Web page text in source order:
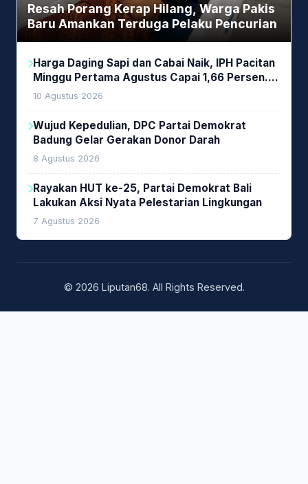
Resah Porang Kerap Hilang, Warga Pakis
Baru Amankan Terduga Pelaku Pencurian
Harga Daging Sapi dan Cabai Naik, IPH Pacitan
Minggu Pertama Agustus Capai 1,66 Persen.
Ini Penjelasan Kabag Ayub
10 Agustus 2026
Wujud Kepedulian, DPC Partai Demokrat
Badung Gelar Gerakan Donor Darah
8 Agustus 2026
Rayakan HUT ke-25, Partai Demokrat Bali
Lakukan Aksi Nyata Pelestarian Lingkungan
7 Agustus 2026
© 2026 Liputan68. All Rights Reserved.